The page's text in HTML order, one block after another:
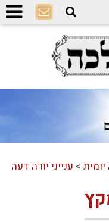
> ענייני יורה דעה